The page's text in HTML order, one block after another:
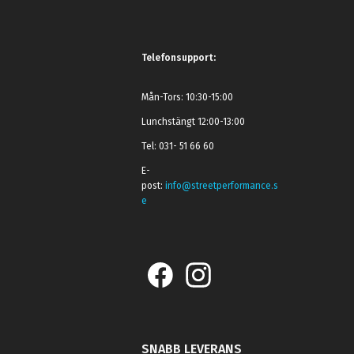
Telefonsupport:
Mån-Tors: 10:30-15:00
Lunchstängt 12:00-13:00
Tel: 031- 51 66 60
E-
post:info@streetperformance.s
e
SNABB LEVERANS